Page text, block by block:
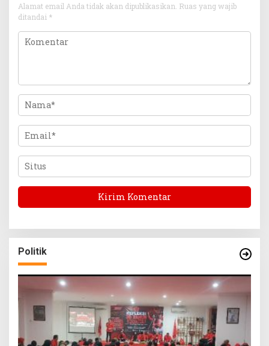
Alamat email Anda tidak akan dipublikasikan. Ruas yang wajib
ditandai *
Politik